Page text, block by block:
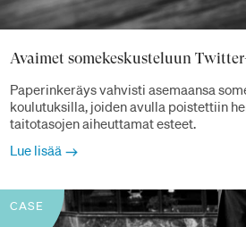
Avaimet somekeskusteluun
Paperinkeräys vahvisti asemaansa
koulutuksilla, joiden avulla poistettiin
taitotasojen aiheuttamat esteet.
Lue lisää
CASE